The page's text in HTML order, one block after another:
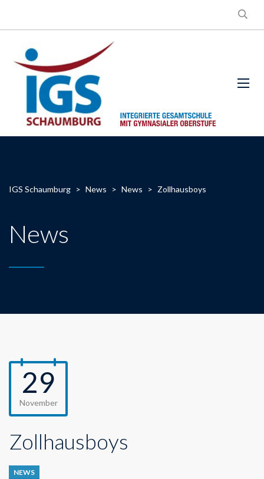
IGS Schaumburg > News > News > Zollhausboys
News
29
November
Zollhausboys
NEWS